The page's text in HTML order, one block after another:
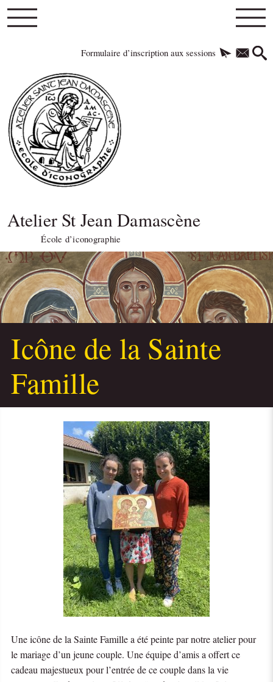
Formulaire d’inscription aux sessions
Atelier St Jean Damascène
École d’iconographie
Icône de la Sainte
Famille
Une icône de la Sainte Famille a été peinte par notre atelier pour
le mariage d’un jeune couple. Une équipe d’amis a offert ce
cadeau majestueux pour l’entrée de ce couple dans la vie